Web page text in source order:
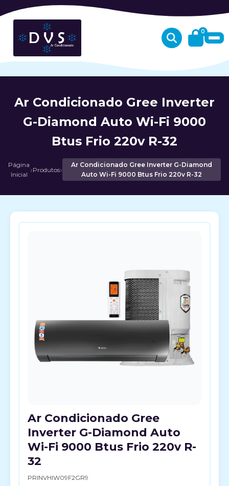
0
Ar Condicionado Gree Inverter
G-Diamond Auto Wi-Fi 9000
Btus Frio 220v R-32
Página
Inicial ›Produtos›
Ar Condicionado Gree Inverter G-Diamond
Auto Wi-Fi 9000 Btus Frio 220v R-32
Ar Condicionado Gree
Inverter G-Diamond Auto
Wi-Fi 9000 Btus Frio 220v R-
32
PRINVHIW09F2GR9